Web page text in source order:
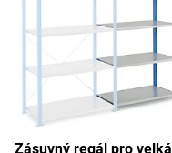
Zásuvný regál pro velká